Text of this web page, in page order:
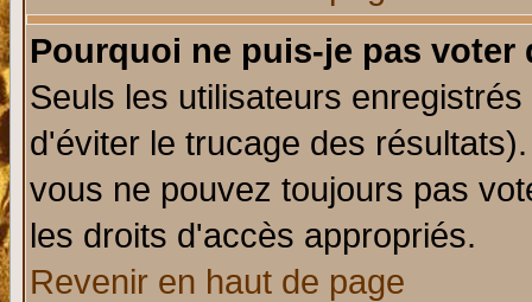
Pourquoi ne puis-je pas voter
Seuls les utilisateurs
d'éviter le trucage des
vous ne pouvez toujours pas
les droits d'accès appropriés.
Revenir en haut de page